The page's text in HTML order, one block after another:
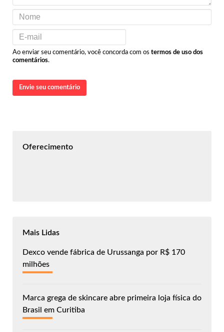
Ao enviar seu comentário, você concorda com os termos de uso dos
comentários.
Envie seu comentário
Oferecimento
Mais Lidas
Dexco vende fábrica de Urussanga por R$ 170
milhões
Marca grega de skincare abre primeira loja física do
Brasil em Curitiba